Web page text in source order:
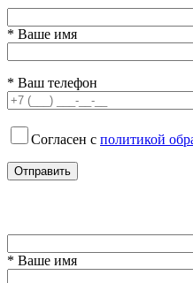
* Ваше имя
* Ваш телефон
Согласен с политикой
* Ваше имя